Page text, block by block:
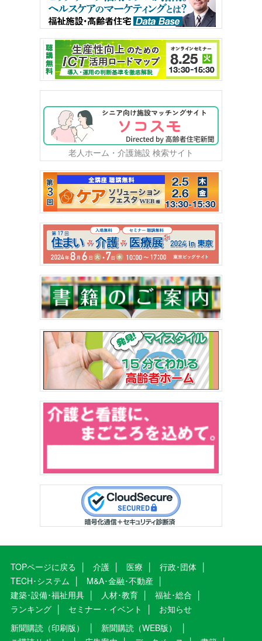
老人ホーム・介護施設 検索サイト
TOPページに戻る 介護 医療
行政･団体
TECH･システム
M&A･金融･不動産
建築･設備･福祉用具
人材･教育
福祉･総合
ランキング
セミナー・イベント
お知らせ
新聞購読（印刷版）
新聞購読（WEB版）